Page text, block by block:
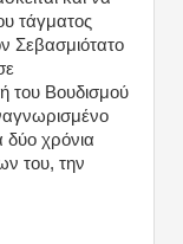
τάγματος
Σεβασμιότατο
του Βουδισμού
δύο χρόνια
του, την